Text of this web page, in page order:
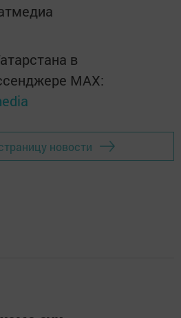
в
MАХ:
новости